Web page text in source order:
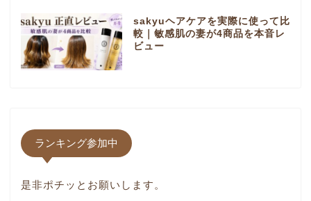
sakyuヘアケアを実際に使って比
較｜敏感肌の妻が4商品を本音レ
ビュー
ランキング参加中
是非ポチッとお願いします。